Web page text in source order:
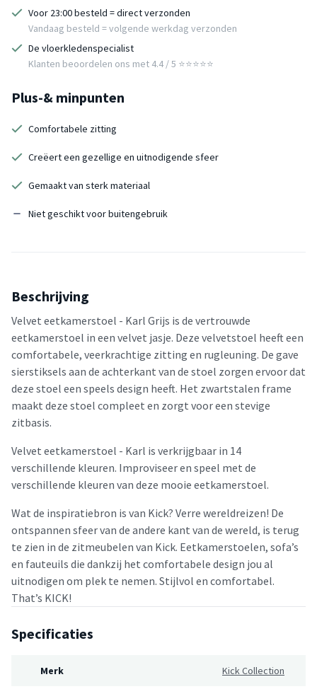
Voor 23:00 besteld = direct verzonden
Vandaag besteld = volgende werkdag verzonden
De vloerkledenspecialist
Klanten beoordelen ons met 4.4 / 5 ⭐⭐⭐⭐⭐
Plus-& minpunten
Comfortabele zitting
Creëert een gezellige en uitnodigende sfeer
Gemaakt van sterk materiaal
Niet geschikt voor buitengebruik
Beschrijving
Velvet eetkamerstoel - Karl Grijs is de vertrouwde
eetkamerstoel in een velvet jasje. Deze velvetstoel heeft een
comfortabele, veerkrachtige zitting en rugleuning. De gave
sierstiksels aan de achterkant van de stoel zorgen ervoor dat
deze stoel een speels design heeft. Het zwartstalen frame
maakt deze stoel compleet en zorgt voor een stevige
zitbasis.
Velvet eetkamerstoel - Karl is verkrijgbaar in 14
verschillende kleuren. Improviseer en speel met de
verschillende kleuren van deze mooie eetkamerstoel.
Wat de inspiratiebron is van Kick? Verre wereldreizen! De
ontspannen sfeer van de andere kant van de wereld, is terug
te zien in de zitmeubelen van Kick. Eetkamerstoelen, sofa’s
en fauteuils die dankzij het comfortabele design jou al
uitnodigen om plek te nemen. Stijlvol en comfortabel.
That’s KICK!
Specificaties
Merk Kick Collection